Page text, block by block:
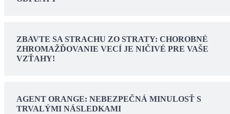
ZBAVTE SA STRACHU ZO STRATY: CHOROBNÉ
ZHROMAŽĎOVANIE VECÍ JE NIČIVÉ PRE VAŠE
VZŤAHY!
AGENT ORANGE: NEBEZPEČNÁ MINULOSŤ S
TRVALÝMI NÁSLEDKAMI